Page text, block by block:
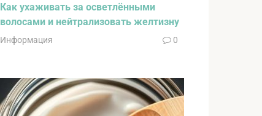
Как ухаживать за осветлёнными
волосами и нейтрализовать желтизну
Информация 0